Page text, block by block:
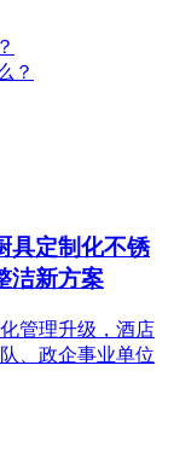
？
具定制化不锈
洁新方案
管理升级，酒店
、政企事业单位